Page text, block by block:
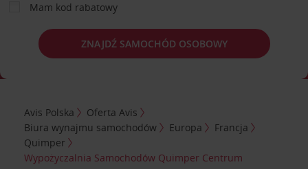
Mam kod rabatowy
ZNAJDŹ SAMOCHÓD OSOBOWY
Avis Polska
Oferta Avis
Biura wynajmu samochodów
Europa
Francja
Quimper
Wypożyczalnia Samochodów Quimper Centrum